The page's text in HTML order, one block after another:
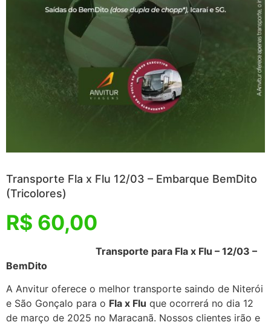
Transporte Fla x Flu 12/03 – Embarque BemDito
(Tricolores)
R$ 60,00
Transporte para Fla x Flu – 12/03 –
BemDito
A Anvitur oferece o melhor transporte saindo de Niterói
e São Gonçalo para o Fla x Flu que ocorrerá no dia 12
de março de 2025 no Maracanã. Nossos clientes irão e